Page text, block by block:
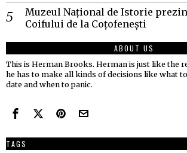
Muzeul Național de Istorie
Coifului de la Coțofenești
ABOUT US
This is Herman Brooks. Herman is just like the
he has to make all kinds of decisions like what
date and when to panic.
TAGS